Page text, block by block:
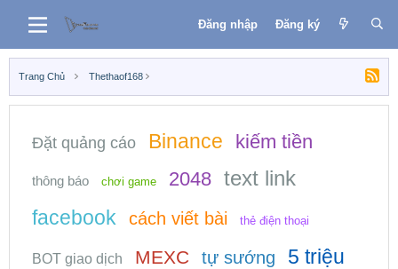
Đăng nhập Đăng ký
Trang Chủ Thethaof168
Đặt quảng cáo Binance kiếm tiền
thông báo chơi game 2048 text link
facebook cách viết bài thẻ điện thoại
BOT giao dịch MEXC tự sướng 5 triệu